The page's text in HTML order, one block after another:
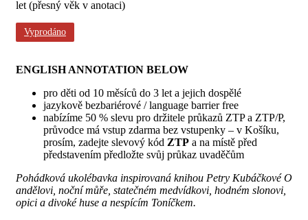
ENGLISH ANNOTATION BELOW
pro děti od 10 měsíců do 3 let a jejich dospělé
jazykově bezbariérové / language barrier free
nabízíme 50 % slevu pro držitele průkazů ZTP a ZTP/P,
průvodce má vstup zdarma bez vstupenky – v Košíku,
prosím, zadejte slevový kód ZTP a na místě před
představením předložte svůj průkaz uvaděčům
Pohádková ukolébavka inspirovaná knihou Petry Kubáčkové O
andělovi, noční můře, statečném medvídkovi, hodném slonovi,
opici a divoké huse a nespícím Toníčkem.
let (přesný věk v anotaci)
Vyprodáno